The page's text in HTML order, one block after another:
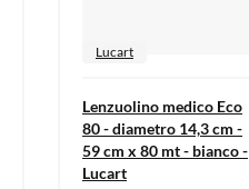
Lucart
Lenzuolino medico Eco
80 - diametro 14,3 cm -
59 cm x 80 mt - bianco -
Lucart